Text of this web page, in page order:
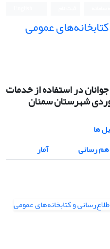
عمومی
در استفاده از خدمات
شهرستان سمنان
ها
هم رسانی
آمار